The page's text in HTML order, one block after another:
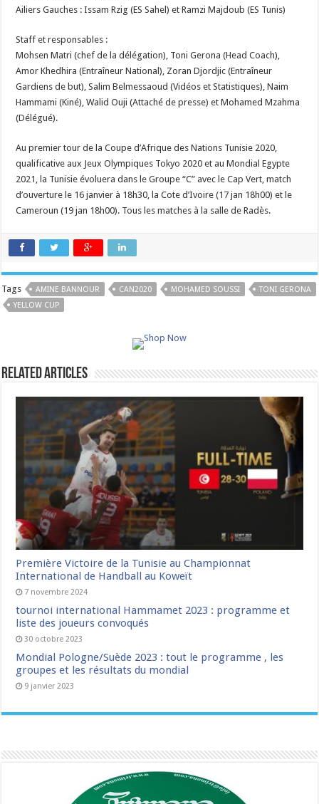
Ailiers Gauches : Issam Rzig (ES Sahel) et Ramzi Majdoub (ES Tunis)
Staff et responsables :
Mohsen Matri (chef de la délégation), Toni Gerona (Head Coach),
Amor Khedhira (Entraîneur National), Zoran Djordjic (Entraîneur
Gardiens de but), Salim Belmessaoud (Vidéos et Statistiques), Naim
Hammami (Kiné), Walid Ouji (Attaché de presse) et Mohamed Mzahma
(Délégué).
Au premier tour de la Coupe d’Afrique des Nations Tunisie 2020,
qualificative aux Jeux Olympiques Tokyo 2020 et au Mondial Egypte
2021, la Tunisie évoluera dans le Groupe “C” avec le Cap Vert, match
d’ouverture le 16 janvier à 18h30, la Cote d’Ivoire (17 jan 18h00) et le
Cameroun (19 jan 18h00). Tous les matches à la salle de Radès.
Tags AMINE BANNOUR CAN2020 MOHAMED SOUSSI
TONI GERONA
YELLOW CUP
Related Articles
Première Victoire de la Tunisie au Championnat
International de Handball au Koweït
7 novembre 2024
tournoi international Hammamet 2023 : programme et
liste des joueurs convoqués
30 octobre 2023
Mondial Pologne/Suède 2023 : tout le programme , les
groupes et les résultats du mondial
9 janvier 2023